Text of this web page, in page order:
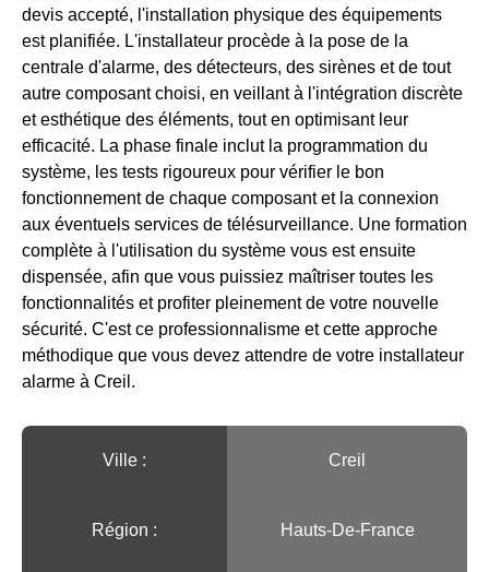
devis accepté, l'installation physique des équipements
est planifiée. L'installateur procède à la pose de la
centrale d'alarme, des détecteurs, des sirènes et de tout
autre composant choisi, en veillant à l'intégration discrète
et esthétique des éléments, tout en optimisant leur
efficacité. La phase finale inclut la programmation du
système, les tests rigoureux pour vérifier le bon
fonctionnement de chaque composant et la connexion
aux éventuels services de télésurveillance. Une formation
complète à l'utilisation du système vous est ensuite
dispensée, afin que vous puissiez maîtriser toutes les
fonctionnalités et profiter pleinement de votre nouvelle
sécurité. C'est ce professionnalisme et cette approche
méthodique que vous devez attendre de votre installateur
alarme à Creil.
Ville :️ Creil
Région :️ Hauts-De-France